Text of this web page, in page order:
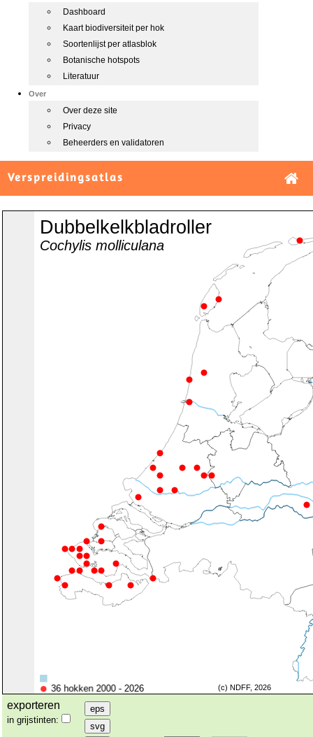
Dashboard
Kaart biodiversiteit per hok
Soortenlijst per atlasblok
Botanische hotspots
Literatuur
Over
Over deze site
Privacy
Beheerders en validatoren
Verspreidingsatlas